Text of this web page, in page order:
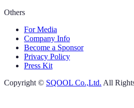
Others
For Media
Company Info
Become a Sponsor
Privacy Policy
Press Kit
Copyright © SQOOL Co.,Ltd. All